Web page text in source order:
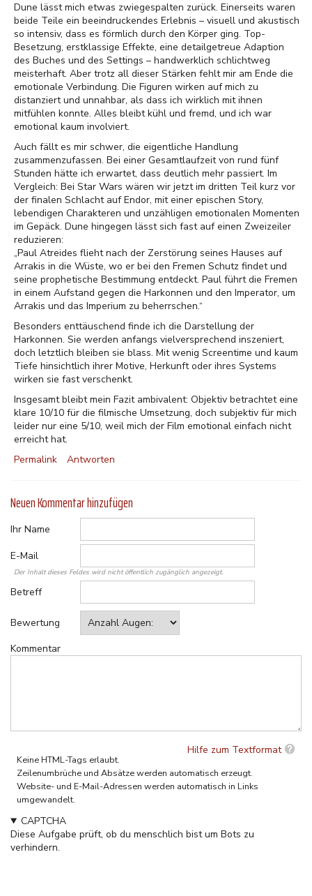
Dune lässt mich etwas zwiegespalten zurück. Einerseits waren
beide Teile ein beeindruckendes Erlebnis – visuell und akustisch
so intensiv, dass es förmlich durch den Körper ging. Top-
Besetzung, erstklassige Effekte, eine detailgetreue Adaption
des Buches und des Settings – handwerklich schlichtweg
meisterhaft. Aber trotz all dieser Stärken fehlt mir am Ende die
emotionale Verbindung. Die Figuren wirken auf mich zu
distanziert und unnahbar, als dass ich wirklich mit ihnen
mitfühlen konnte. Alles bleibt kühl und fremd, und ich war
emotional kaum involviert.
Auch fällt es mir schwer, die eigentliche Handlung
zusammenzufassen. Bei einer Gesamtlaufzeit von rund fünf
Stunden hätte ich erwartet, dass deutlich mehr passiert. Im
Vergleich: Bei Star Wars wären wir jetzt im dritten Teil kurz vor
der finalen Schlacht auf Endor, mit einer epischen Story,
lebendigen Charakteren und unzähligen emotionalen Momenten
im Gepäck. Dune hingegen lässt sich fast auf einen Zweizeiler
reduzieren:
„Paul Atreides flieht nach der Zerstörung seines Hauses auf
Arrakis in die Wüste, wo er bei den Fremen Schutz findet und
seine prophetische Bestimmung entdeckt. Paul führt die Fremen
in einem Aufstand gegen die Harkonnen und den Imperator, um
Arrakis und das Imperium zu beherrschen.“
Besonders enttäuschend finde ich die Darstellung der
Harkonnen. Sie werden anfangs vielversprechend inszeniert,
doch letztlich bleiben sie blass. Mit wenig Screentime und kaum
Tiefe hinsichtlich ihrer Motive, Herkunft oder ihres Systems
wirken sie fast verschenkt.
Insgesamt bleibt mein Fazit ambivalent: Objektiv betrachtet eine
klare 10/10 für die filmische Umsetzung, doch subjektiv für mich
leider nur eine 5/10, weil mich der Film emotional einfach nicht
erreicht hat.
Permalink
Antworten
Neuen Kommentar hinzufügen
Ihr Name
E-Mail
Der Inhalt dieses Feldes wird nicht öffentlich zugänglich angezeigt.
Betreff
Bewertung
Kommentar
Hilfe zum Textformat
Keine HTML-Tags erlaubt.
Zeilenumbrüche und Absätze werden automatisch erzeugt.
Website- und E-Mail-Adressen werden automatisch in Links
umgewandelt.
CAPTCHA
Diese Aufgabe prüft, ob du menschlich bist um Bots zu
verhindern.